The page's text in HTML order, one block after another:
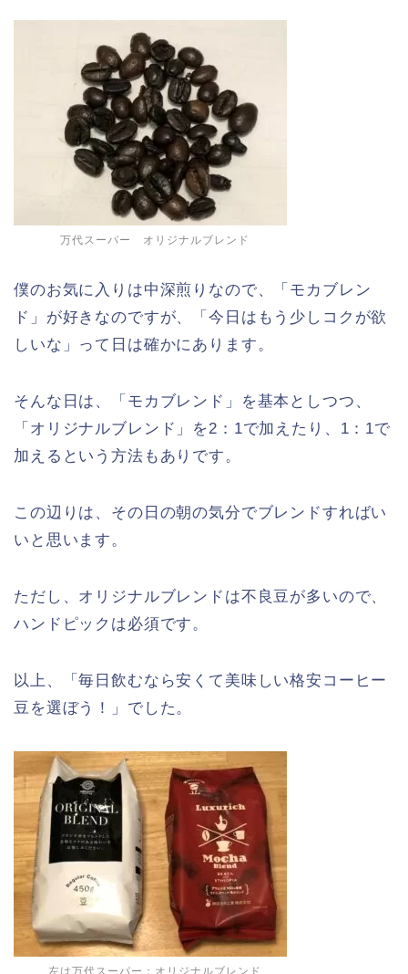
万代スーパー オリジナルブレンド
僕のお気に入りは中深煎りなので、「モカブレン
ド」が好きなのですが、「今日はもう少しコクが欲
しいな」って日は確かにあります。
そんな日は、「モカブレンド」を基本としつつ、
「オリジナルブレンド」を2：1で加えたり、1：1で
加えるという方法もありです。
この辺りは、その日の朝の気分でブレンドすればい
いと思います。
ただし、オリジナルブレンドは不良豆が多いので、
ハンドピックは必須です。
以上、「毎日飲むなら安くて美味しい格安コーヒー
豆を選ぼう！」でした。
左は万代スーパー：オリジナルブレンド